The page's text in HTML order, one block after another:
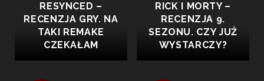
RESYNCED –
RECENZJA GRY. NA
TAKI REMAKE
CZEKAŁAM
RICK I MORTY –
RECENZJA 9.
SEZONU. CZY JUŻ
WYSTARCZY?